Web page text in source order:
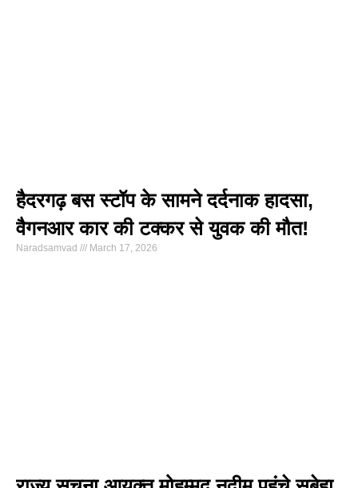
हैदरगढ़ बस स्टॉप के सामने दर्दनाक हादसा,
वैगनआर कार की टक्कर से युवक की मौत!
Naradsamvad March 17, 2026